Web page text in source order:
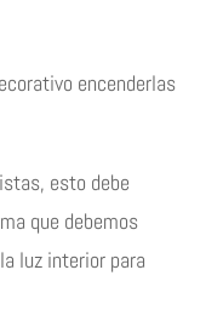
encenderlas
esto debe
que debemos
luz interior para